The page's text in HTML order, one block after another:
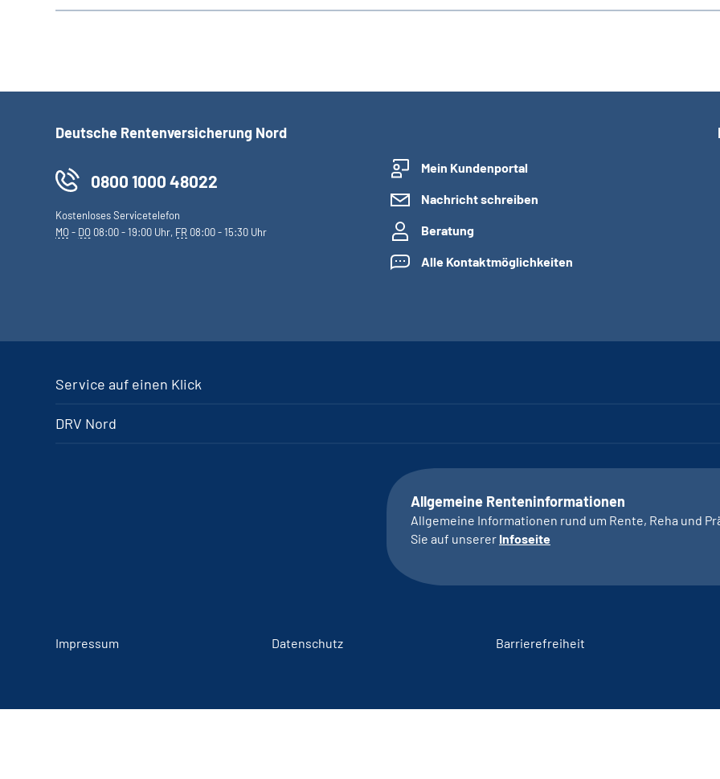
Deutsche Rentenversicherung Nord
0800 1000 48022
Kostenloses Servicetelefon
MO- DO 08:00 - 19:00 Uhr, FR 08:00 - 15:30 Uhr
Mein Kundenportal
Nachricht schreiben
Beratung
Alle Kontaktmöglichkeiten
Service auf einen Klick
DRV Nord
Allgemeine Renteninformationen
Allgemeine Informationen rund um Rente, Reha und
Sie auf unserer Infoseite
Impressum Datenschutz Barrierefreiheit